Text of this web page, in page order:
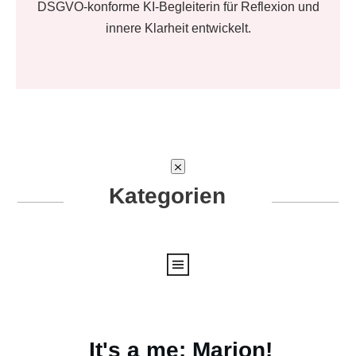
DSGVO-konforme KI-Begleiterin für Reflexion und
innere Klarheit entwickelt.
Kategorien
It's a me: Marion!